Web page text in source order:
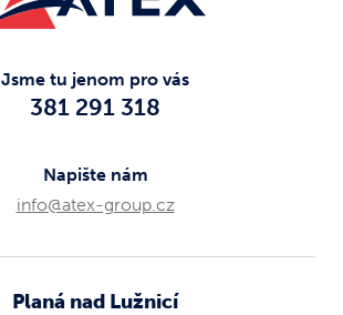
Jsme tu jenom pro vás
381 291 318
Napište nám
info@atex-group.cz
Planá nad Lužnicí